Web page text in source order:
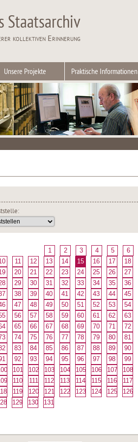
Staatsarchiv
kollektiven Erinnerung
Unsere Projekte Praktische Informationen
1 2 3 4 5 6
11 12 13 14 15 16 17
18
20 21 22 23 24 25 26
27
29 30 31 32 33 34 35
36
38 39 40 41 42 43 44
45
47 48 49 50 51 52 53
54
56 57 58 59 60 61 62
63
65 66 67 68 69 70 71
72
74 75 76 77 78 79 80
81
83 84 85 86 87 88 89
90
92 93 94 95 96 97 98
99
101 102 103 104 105 106 107
108
110 111 112 113 114 115 116
117
119 120 121 122 123 124 125
126
129 130 131